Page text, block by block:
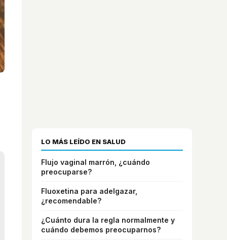
LO MÁS LEÍDO EN SALUD
Flujo vaginal marrón, ¿cuándo
preocuparse?
Fluoxetina para adelgazar,
¿recomendable?
¿Cuánto dura la regla normalmente y
cuándo debemos preocuparnos?